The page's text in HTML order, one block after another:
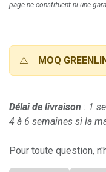
page ne constituent ni une
⚠️ MOQ
Délai de livraison : 1
4 à 6 semaines si la
Pour toute question,